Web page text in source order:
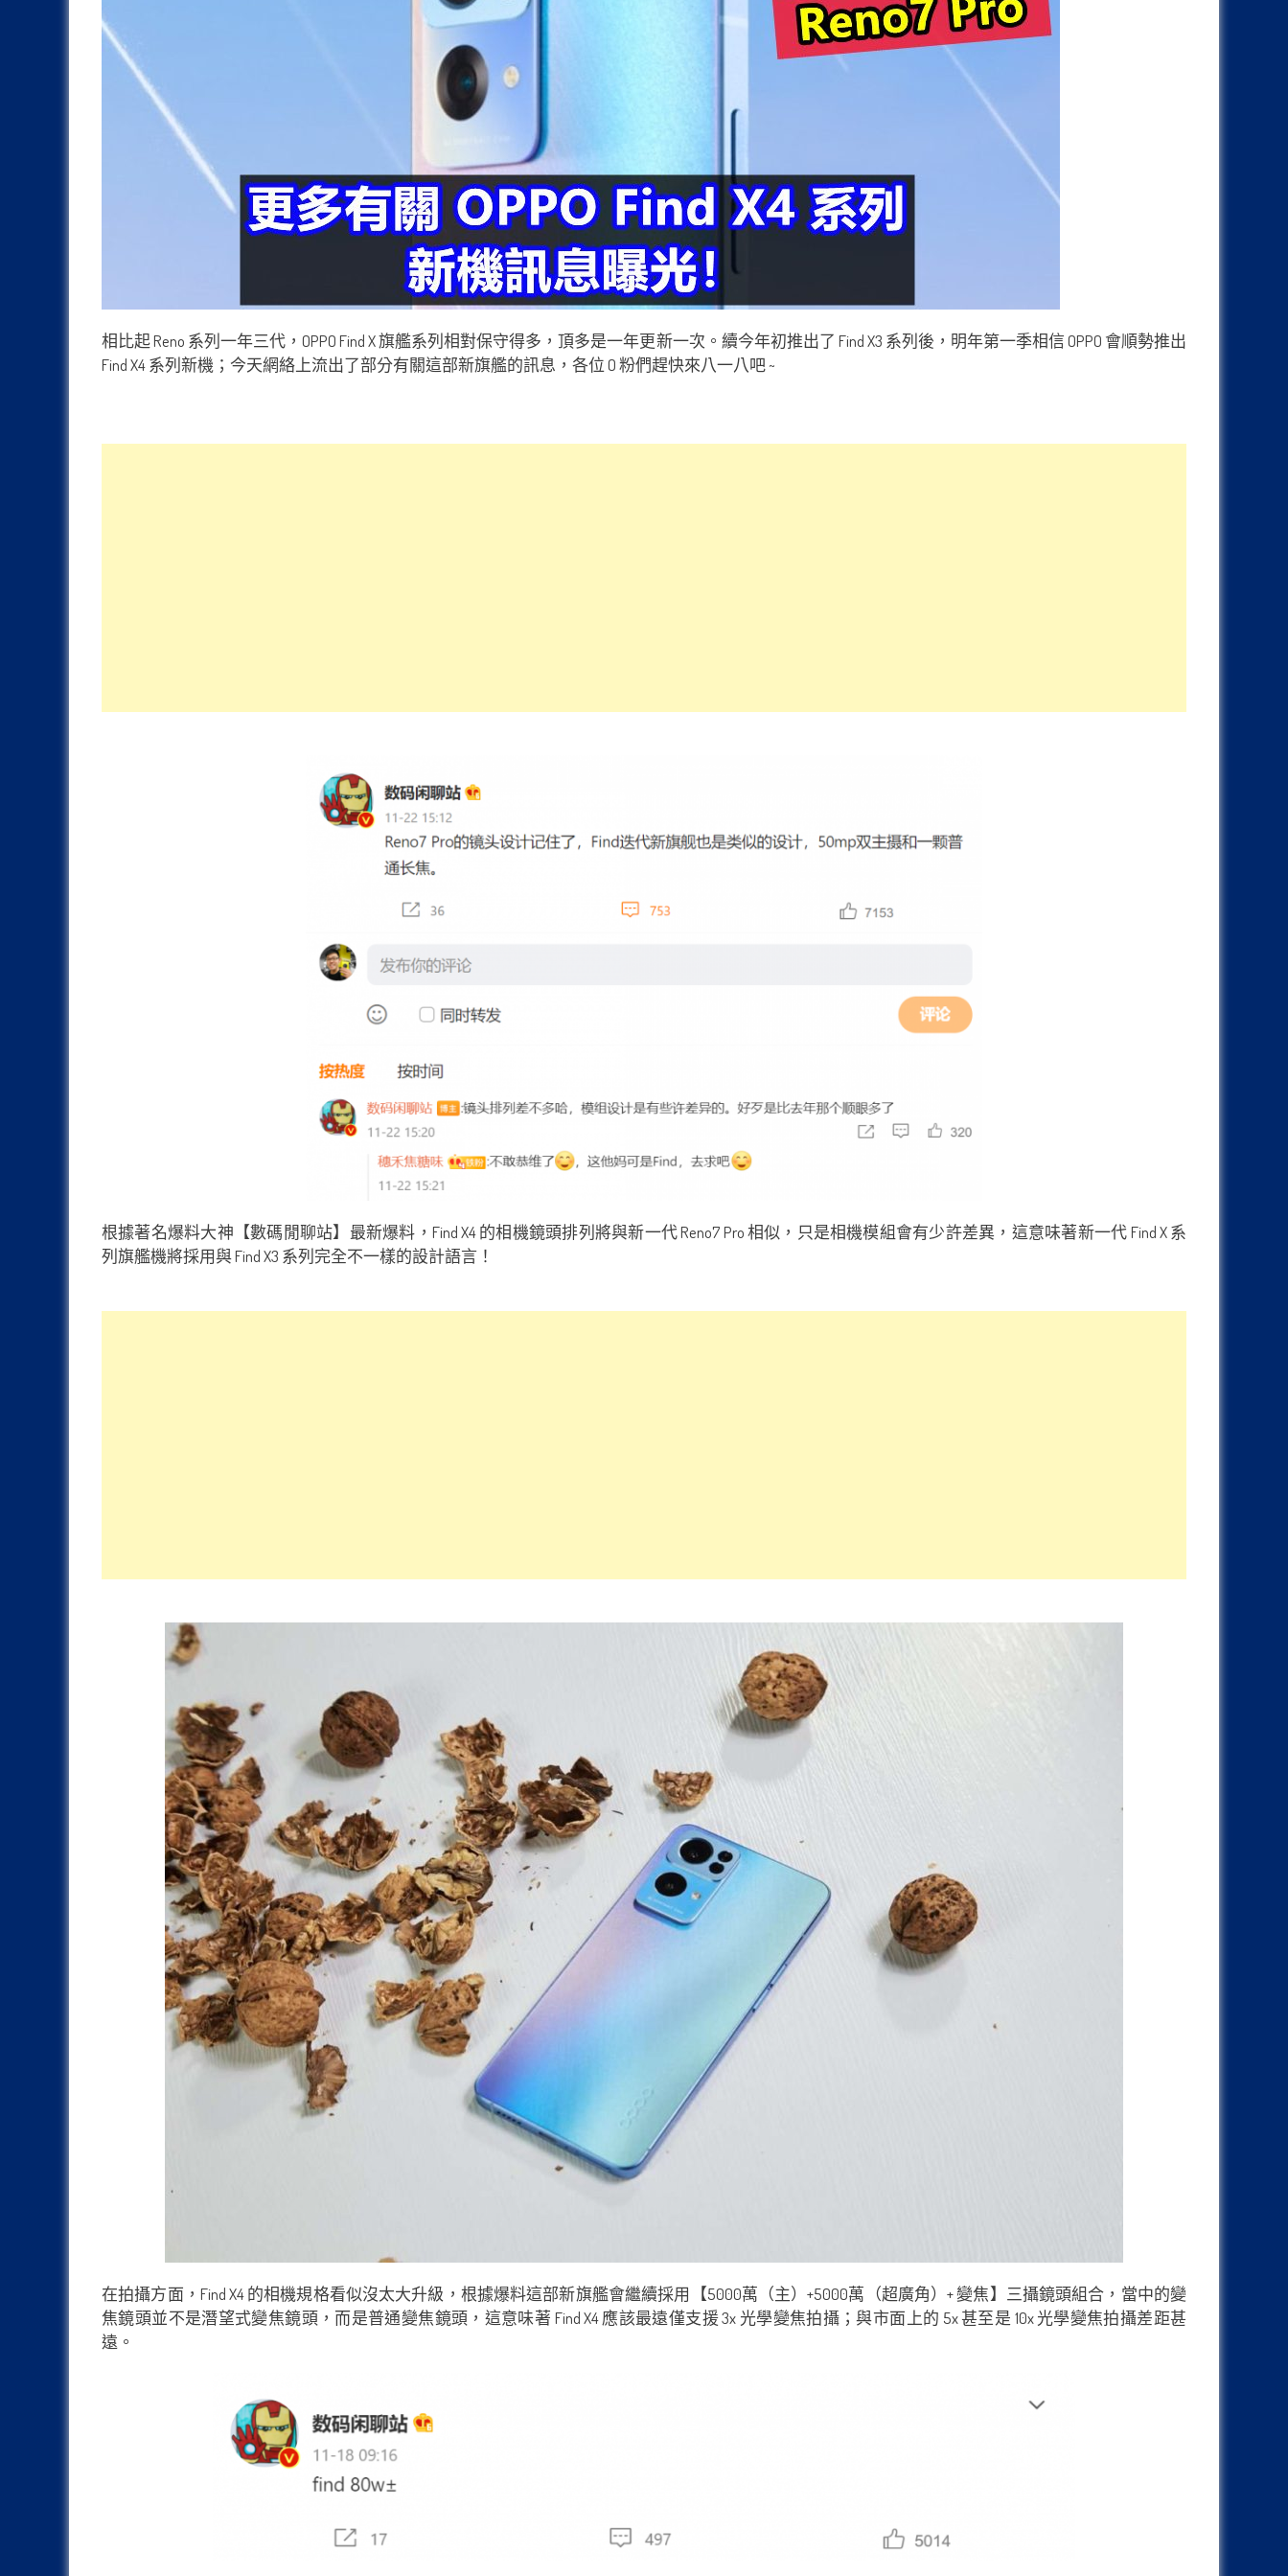
相比起 Reno 系列一年三代，OPPO Find X 旗艦系列相對保守得多，頂多是一年更新一次。續今年初推出了 Find X3 系列後，明年第一季相信 OPPO 會順勢推出
Find X4 系列新機；今天網絡上流出了部分有關這部新旗艦的訊息，各位 O 粉們趕快來八一八吧 ~
根據著名爆料大神【數碼閒聊站】最新爆料，Find X4 的相機鏡頭排列將與新一代 Reno7 Pro 相似，只是相機模組會有少許差異，這意味著新一代 Find X 系
列旗艦機將採用與 Find X3 系列完全不一樣的設計語言！
在拍攝方面，Find X4 的相機規格看似沒太大升級，根據爆料這部新旗艦會繼續採用【5000萬（主）+5000萬（超廣角）+ 變焦】三攝鏡頭組合，當中的變
焦鏡頭並不是潛望式變焦鏡頭，而是普通變焦鏡頭，這意味著 Find X4 應該最遠僅支援 3x 光學變焦拍攝；與市面上的 5x 甚至是 10x 光學變焦拍攝差距甚
遠。